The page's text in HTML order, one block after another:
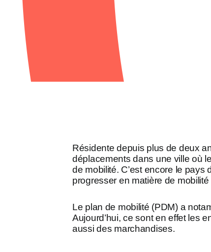
Résidente depuis plus de deux
déplacements dans une ville où
de mobilité. C’est encore le
progresser en matière de
Le plan de mobilité (PDM) a
Aujourd’hui, ce sont en effet les
aussi des marchandises.